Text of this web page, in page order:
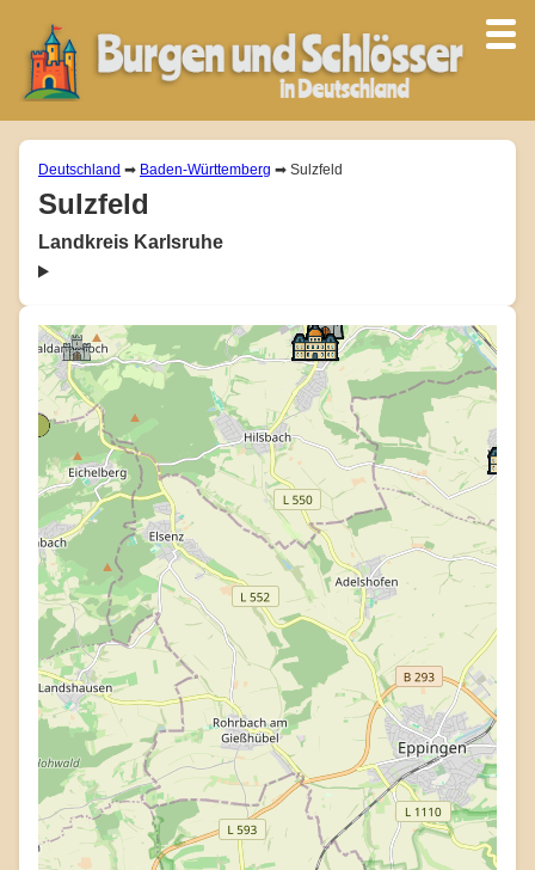
Deutschland ➡ Baden-Württemberg ➡ Sulzfeld
Sulzfeld
Landkreis Karlsruhe